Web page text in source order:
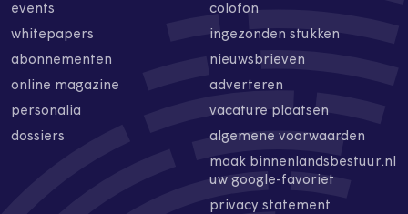
events
whitepapers
abonnementen
online magazine
personalia
dossiers
colofon
ingezonden stukken
nieuwsbrieven
adverteren
vacature plaatsen
algemene voorwaarden
maak binnenlandsbestuur.nl
uw google-favoriet
privacy statement